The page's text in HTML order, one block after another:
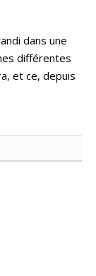
dans une
différentes
et ce, depuis